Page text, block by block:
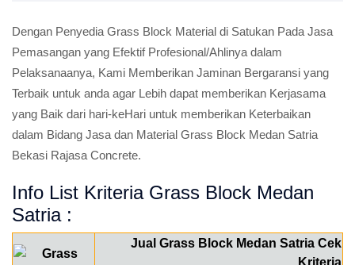
Dengan Penyedia Grass Block Material di Satukan Pada Jasa
Pemasangan yang Efektif Profesional/Ahlinya dalam
Pelaksanaanya, Kami Memberikan Jaminan Bergaransi yang
Terbaik untuk anda agar Lebih dapat memberikan Kerjasama
yang Baik dari hari-keHari untuk memberikan Keterbaikan
dalam Bidang Jasa dan Material Grass Block Medan Satria
Bekasi Rajasa Concrete.
Info List Kriteria Grass Block Medan
Satria :
Jual Grass Block Medan Satria Cek
Kriteria